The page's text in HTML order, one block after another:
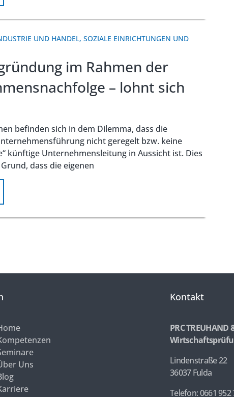
UND HANDEL,SOZIALE EINRICHTUNGEN UND
im Rahmen der
– lohnt sich
befinden sich in dem Dilemma, dass die
nicht geregelt bzw. keine
künftige Unternehmensleitung in Aussicht ist. Dies
dass die eigenen
Uns
Kontakt
PRC TREUHAND
Lindenstraße 22
36037 Fulda
Telefon: 0661 952